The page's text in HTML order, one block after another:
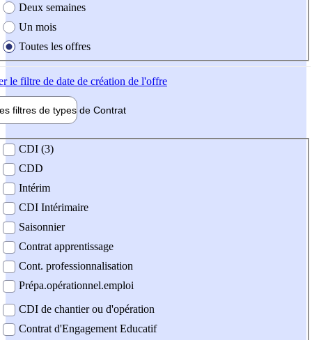
Deux semaines
Un mois
Toutes les offres
le filtre de date de création de l'offre
filtres de types de Contrat
contrat
CDI (3)
CDD
Intérim
CDI Intérimaire
Saisonnier
Contrat apprentissage
Cont. professionnalisation
Prépa.opérationnel.emploi
CDI de chantier ou d'opération
Contrat d'Engagement Educatif